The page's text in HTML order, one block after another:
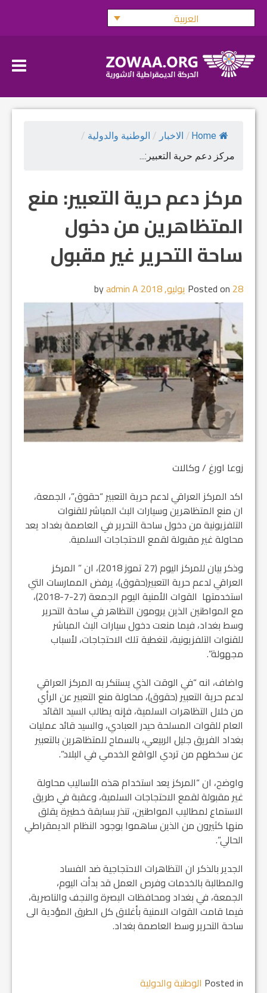
Skip
العربية
Home
/ الاخبار / الوطنية والدولية /
مركز دعم حرية التعبير:...
مركز دعم حرية التعبير: منع
المتظاهرين من دخول
ساحة التحرير غير مقبول
Posted on 28 يوليو, 2018 admin A
زوعا اورغ / وكالات
اكد المركز العراقي لدعم حرية التعبير “حقوق”، الجمعة،
ان منع المتظاهرين وسيارات البث المباشر للقنوات
التلفزيونية من دخول ساحة التحرير في العاصمة بغداد يعد
محاولة غير مقبولة لقمع الاحتجاجات السلمية.
وذكر بيان للمركز اليوم (27 تموز 2018)، ان ” المركز
العراقي لدعم حرية التعبير(حقوق)، يرفض الممارسات التي
استخدمتها القوات الأمنية اليوم الجمعة (27-7-2018)،
مع المواطنين الذين يرومون التظاهر في ساحة التحرير
وسط بغداد، فيما منعت دخول سيارات البث المباشر
للقنوات التلفزيونية، لتغطية تلك الاحتجاجات، لأسباب
مجهولة”.
واضاف، انه “في الوقت الذي يستنكر به المركز العراقي
لدعم حرية التعبير (حقوق)، محاولة منع التعبير عن الرأي
من خلال التظاهرات السلمية، فإنه يطالب السيد القائد
العام للقوات المسلحة حيدر العبادي، والسيد قائد عمليات
بغداد الفريق جليل الربيعي، بالسماح للمتظاهرين بالتعبير
عن سخطهم من تردي الواقع الخدمي في البلاد”.
واوضح، ان “المركز يعد استخدام هذه الأساليب محاولة
غير مقبولة لقمع الاحتجاجات السلمية، وعقبة في طريق
الاستماع لمطاليب المواطنين، تنذر بسابقة خطيرة يقلق
منها كثيرون من الذين ساهموا بوجود النظام الديمقراطي
الحالي”.
الجدير بالذكر ان التظاهرات الاحتجاجية ضد الفساد
والمطالبة بالخدمات وفرص العمل قد بدأت اليوم،
الجمعة، في بغداد ومحافظات البصرة والنجف والناصرية،
فيما قامت القوات الامنية بأغلاق كل الطرق المؤدية الى
ساحة التحرير وسط العاصمة بغداد.
Posted in الوطنية والدولية